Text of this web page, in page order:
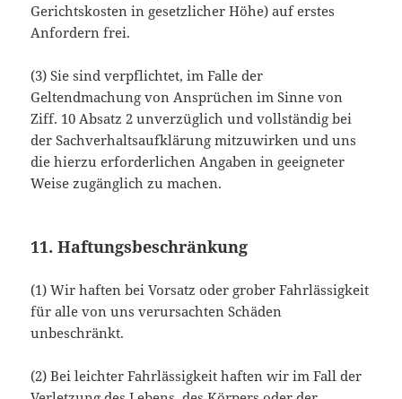
Gerichtskosten in gesetzlicher Höhe) auf erstes
Anfordern frei.
(3) Sie sind verpflichtet, im Falle der
Geltendmachung von Ansprüchen im Sinne von
Ziff. 10 Absatz 2 unverzüglich und vollständig bei
der Sachverhaltsaufklärung mitzuwirken und uns
die hierzu erforderlichen Angaben in geeigneter
Weise zugänglich zu machen.
11. Haftungsbeschränkung
(1) Wir haften bei Vorsatz oder grober Fahrlässigkeit
für alle von uns verursachten Schäden
unbeschränkt.
(2) Bei leichter Fahrlässigkeit haften wir im Fall der